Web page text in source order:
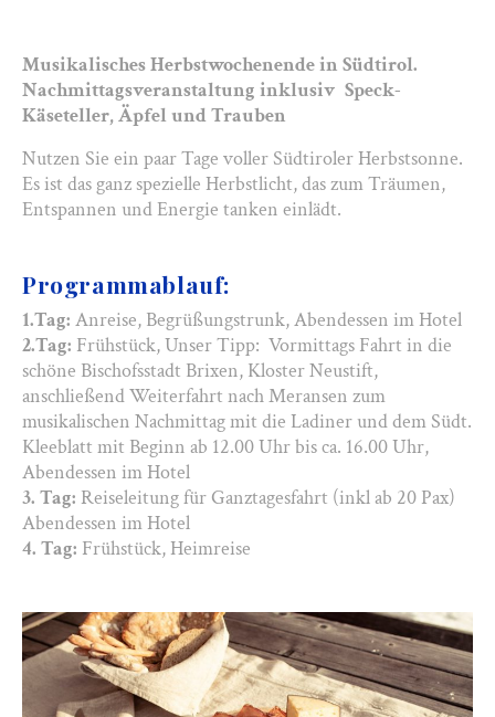
Musikalisches Herbstwochenende in Südtirol.
Nachmittagsveranstaltung inklusiv Speck-
Käseteller, Äpfel und Trauben
Nutzen Sie ein paar Tage voller Südtiroler Herbstsonne.
Es ist das ganz spezielle Herbstlicht, das zum Träumen,
Entspannen und Energie tanken einlädt.
Programmablauf:
1.Tag: Anreise, Begrüßungstrunk, Abendessen im Hotel
2.Tag: Frühstück, Unser Tipp: Vormittags Fahrt in die
schöne Bischofsstadt Brixen, Kloster Neustift,
anschließend Weiterfahrt nach Meransen zum
musikalischen Nachmittag mit die Ladiner und dem Südt.
Kleeblatt mit Beginn ab 12.00 Uhr bis ca. 16.00 Uhr,
Abendessen im Hotel
3. Tag: Reiseleitung für Ganztagesfahrt (inkl ab 20 Pax)
Abendessen im Hotel
4. Tag: Frühstück, Heimreise